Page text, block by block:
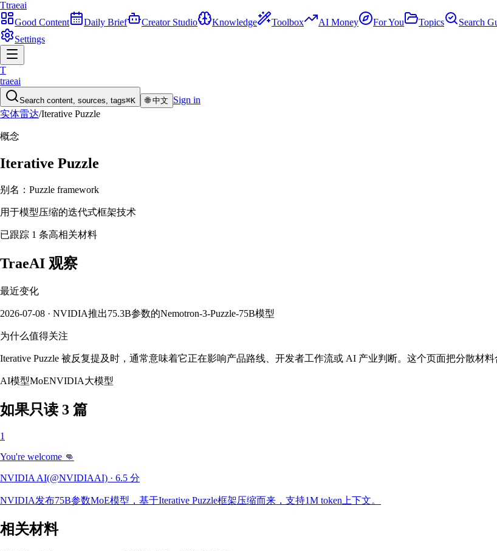
Ttraeai
Good Content
Daily Brief Creator Studio Knowledge Toolbox AI Money For You Topics Search
Settings
T
traeai
Search content, sources, tags⌘K 🌐中文
Sign in
实体雷达/Iterative Puzzle
概念
Iterative Puzzle
别名： Puzzle framework
用于模型压缩的迭代式框架技术
已跟踪 1 条高相关材料
TraeAI 观察
最近变化
2026-07-08 · NVIDIA推出75.3B参数的Nemotron-3-Puzzle-75B模型
为什么值得关注
Iterative Puzzle 被反复提及时，通常意味着它正在影响产品路线、开发者工作流或 AI 产业判断。这个页面把分散材
AI模型MoENVIDIA大模型
如果只读 3 篇
1
You're welcome 👊
NVIDIA AI(@NVIDIAAI) · 6.5 分
NVIDIA发布75B参数MoE模型，基于Iterative Puzzle框架压缩而来，支持1M token上下文。
相关材料